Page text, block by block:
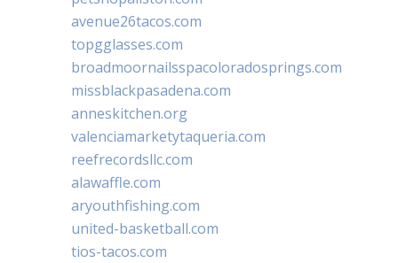
avenue26tacos.com
topgglasses.com
broadmoornailsspacoloradosprings.com
missblackpasadena.com
anneskitchen.org
valenciamarketytaqueria.com
reefrecordsllc.com
alawaffle.com
aryouthfishing.com
united-basketball.com
tios-tacos.com